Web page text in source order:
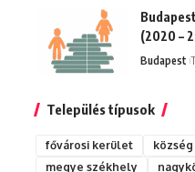
(2020 –
Budapest
Település típusok
fővárosi kerület község
megye székhely